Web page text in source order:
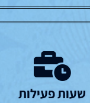
שעות פעילות